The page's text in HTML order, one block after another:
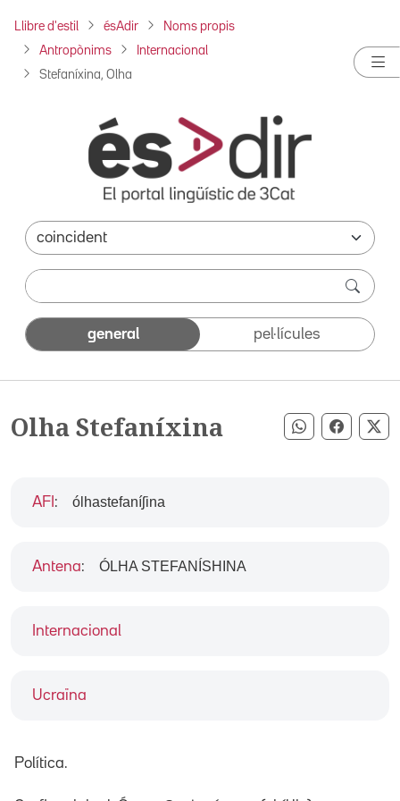
Llibre d'estil ésAdir Noms propis
Antropònims Internacional
Stefaníxina, Olha
general pel·lícules
Olha Stefaníxina Compartir
Internacional
Ucraïna
AFI : ólhastefaníʃina
Antena: ÓLHA STEFANÍSHINA
Política.